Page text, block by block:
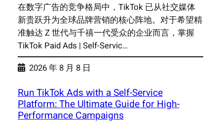
在数字广告的竞争格局中，TikTok 已从社交媒体
新贵跃升为全球品牌营销的核心阵地。对于希望精
准触达 Z 世代与千禧一代受众的企业而言，掌握
TikTok Paid Ads | Self-Servic…
2026 年 8 月 8 日
Run TikTok Ads with a Self-Service
Platform: The Ultimate Guide for High-
Performance Campaigns